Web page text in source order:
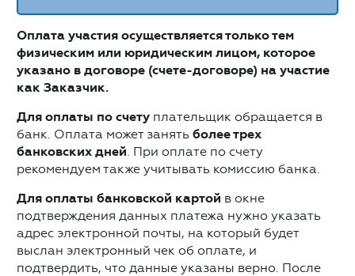
Оплата участия осуществляется только тем
физическим или юридическим лицом, которое
указано в договоре (счете-договоре) на участие
как Заказчик.
Для оплаты по счету плательщик обращается в
банк. Оплата может занять более трех
банковских дней . При оплате по счету
рекомендуем также учитывать комиссию банка.
Для оплаты банковской картой в окне
подтверждения данных платежа нужно указать
адрес электронной почты, на который будет
выслан электронный чек об оплате, и
подтвердить, что данные указаны верно. После